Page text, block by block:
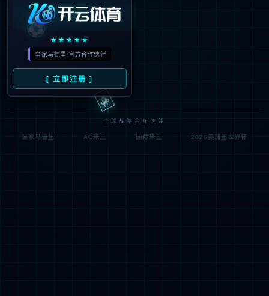
可能原因：网址有错误 >请检查地址是否完整或存在多余字
符;
网址已失效 >可能页面已删除，活动已下线等
返回首页